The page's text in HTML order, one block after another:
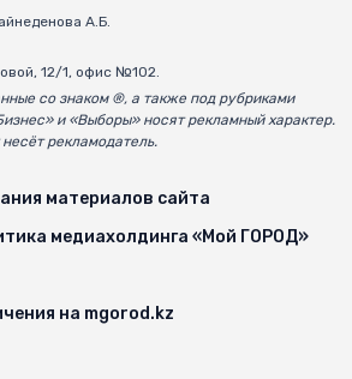
А.Б.
12/1, офис №102.
со знаком ®, а также под рубриками
и «Выборы» носят рекламный характер.
рекламодатель.
материалов сайта
медиахолдинга «Мой ГОРОД»
на mgorod.kz